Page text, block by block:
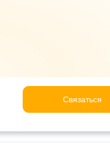
Связаться